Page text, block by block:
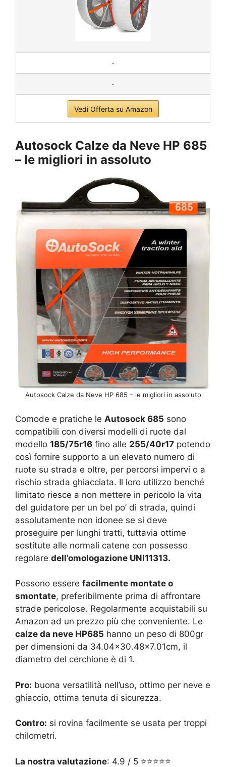
-
-
Vedi Offerta su Amazon
Autosock Calze da Neve HP 685
– le migliori in assoluto
Autosock Calze da Neve HP 685 – le migliori in assoluto
Comode e pratiche le Autosock 685 sono
compatibili con diversi modelli di ruote dal
modello 185/75r16 fino alle 255/40r17 potendo
così fornire supporto a un elevato numero di
ruote su strada e oltre, per percorsi impervi o a
rischio strada ghiacciata. Il loro utilizzo benché
limitato riesce a non mettere in pericolo la vita
del guidatore per un bel po’ di strada, quindi
assolutamente non idonee se si deve
proseguire per lunghi tratti, tuttavia ottime
sostitute alle normali catene con possesso
regolare dell’omologazione UNI11313.
Possono essere facilmente montate o
smontate, preferibilmente prima di affrontare
strade pericolose. Regolarmente acquistabili su
Amazon ad un prezzo più che conveniente. Le
calze da neve HP685 hanno un peso di 800gr
per dimensioni da ‎34.04×30.48×7.01cm, il
diametro del cerchione è di 1.
Pro: buona versatilità nell’uso, ottimo per neve e
ghiaccio, ottima tenuta di sicurezza.
Contro: si rovina facilmente se usata per troppi
chilometri.
La nostra valutazione: 4.9 / 5 ⭐⭐⭐⭐⭐